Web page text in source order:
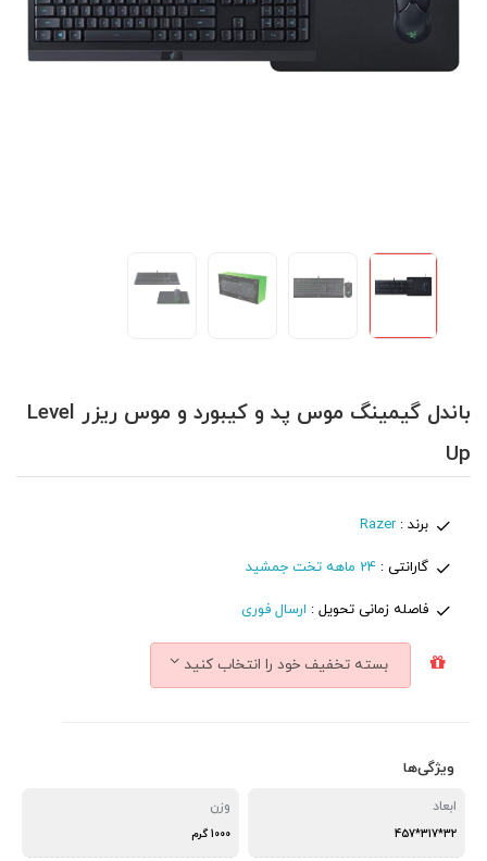
باندل گیمینگ موس پد و کیبورد و موس ریزر Level
Up
برند :Razer
گارانتی :24 ماهه تخت جمشید
فاصله زمانی تحویل : ارسال فوری
بسته تخفیف خود را انتخاب کنید
ویژگی‌ها
ابعاد
32*317*457
وزن
1000 گرم